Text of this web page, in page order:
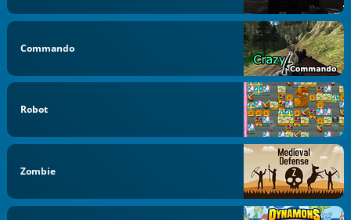
Commando
Robot
Zombie